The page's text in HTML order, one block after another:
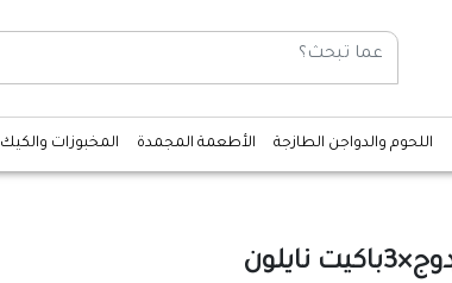
اللحوم والدواجن الطازجة الأطعمة المجمدة المخبوزات والكيك